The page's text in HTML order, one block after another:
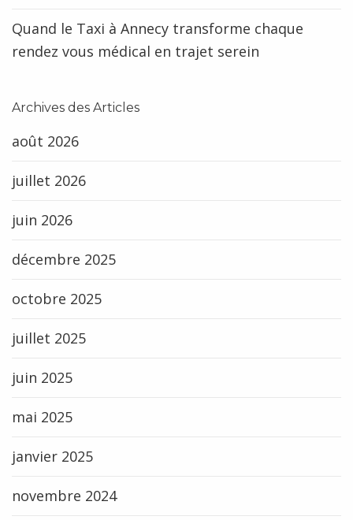
Quand le Taxi à Annecy transforme chaque
rendez vous médical en trajet serein
Archives des Articles
août 2026
juillet 2026
juin 2026
décembre 2025
octobre 2025
juillet 2025
juin 2025
mai 2025
janvier 2025
novembre 2024